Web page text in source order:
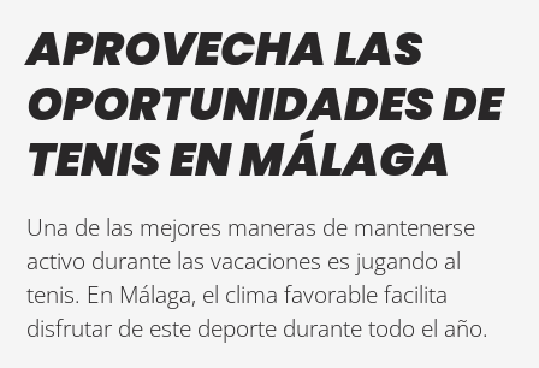
APROVECHA LAS
OPORTUNIDADES DE
TENIS EN MÁLAGA
Una de las mejores maneras de mantenerse
activo durante las vacaciones es jugando al
tenis. En Málaga, el clima favorable facilita
disfrutar de este deporte durante todo el año.